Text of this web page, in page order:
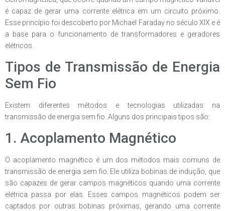
é capaz de gerar uma corrente elétrica em um circuito próximo.
Esse princípio foi descoberto por Michael Faraday no século XIX e é
a base para o funcionamento de transformadores e geradores
elétricos.
Tipos de Transmissão de Energia
Sem Fio
Existem diferentes métodos e tecnologias utilizadas na
transmissão de energia sem fio. Alguns dos principais tipos são:
1. Acoplamento Magnético
O acoplamento magnético é um dos métodos mais comuns de
transmissão de energia sem fio. Ele utiliza bobinas de indução, que
são capazes de gerar campos magnéticos quando uma corrente
elétrica passa por elas. Esses campos magnéticos podem ser
captados por outras bobinas próximas, gerando uma corrente